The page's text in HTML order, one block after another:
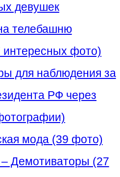
девушек
телебашню
интересных фото)
для наблюдения за
РФ через
мода (39 фото)
Демотиваторы (27